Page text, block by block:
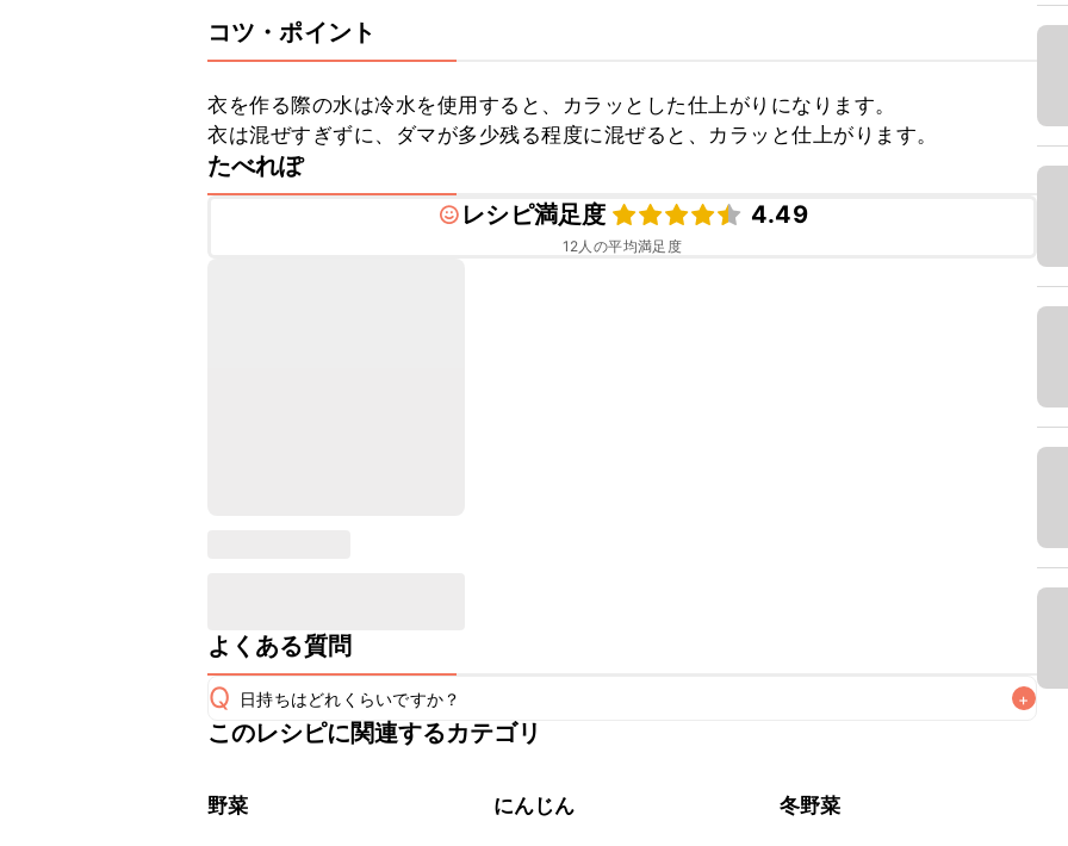
コツ・ポイント
衣を作る際の水は冷水を使用すると、カラッとした仕上がりになります。
衣は混ぜすぎずに、ダマが多少残る程度に混ぜると、カラッと仕上がります。
たべれぽ
レシピ満足度
4.49
12人の平均満足度
よくある質問
Q 日持ちはどれくらいですか？ +
こちらのレシピは出来たてをお召し上がりいただくことをおすすめします。
※日持ちは目安です。
このレシピに関連するカテゴリ
野菜 にんじん 冬野菜